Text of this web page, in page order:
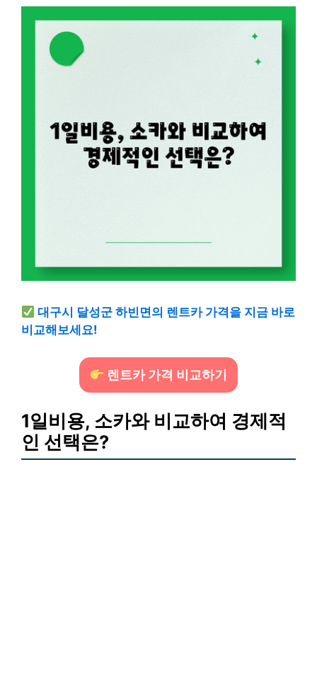
대구시 달성군 하빈면의 렌트카 가격을 지금 바로
비교해보세요!
렌트카 가격 비교하기
1일비용, 소카와 비교하여 경제적
인 선택은?